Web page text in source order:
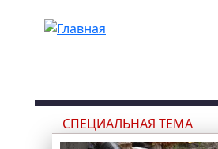
СПЕЦИАЛЬНАЯ ТЕМА